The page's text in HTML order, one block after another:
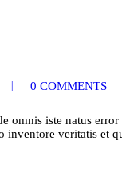
0 COMMENTS
omnis iste natus
inventore veritatis et